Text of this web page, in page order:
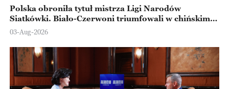
Polska obroniła tytuł mistrza Ligi Narodów
Siatkówki. Biało-Czerwoni triumfowali w chińskim
Ningbo
03-Aug-2026